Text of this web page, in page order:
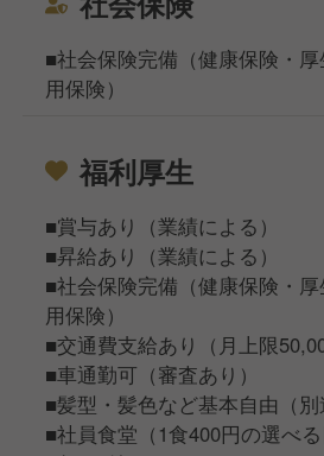
■社会保険完備（健康保険・
用保険）
福利厚生
■賞与あり（業績による）
■昇給あり（業績による）
■社会保険完備（健康保険・
用保険）
■交通費支給あり（月上限
■車通勤可（審査あり）
■髪型・髪色など基本自由（別
■社員食堂（1食400円の選べ